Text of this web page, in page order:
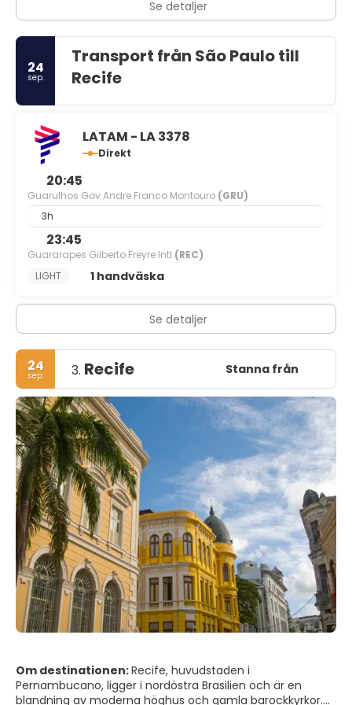
Se detaljer
24
sep.
Transport från São Paulo till
Recife
LATAM - LA 3378
Direkt
20:45
Guarulhos Gov Andre Franco Montouro (GRU)
3h
23:45
Guararapes Gilberto Freyre Intl (REC)
LIGHT
1 handväska
Se detaljer
24
sep. 3. Recife Stanna från
Om destinationen:Recife, huvudstaden i
Pernambucano, ligger i nordöstra Brasilien och är en
blandning av moderna höghus och gamla barockkyrkor.